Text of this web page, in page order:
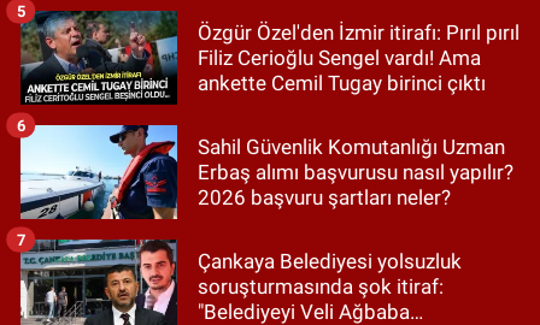
Özgür Özel'den İzmir itirafı: Pırıl pırıl
Filiz Cerioğlu Sengel vardı! Ama
ankette Cemil Tugay birinci çıktı
5
Sahil Güvenlik Komutanlığı Uzman
Erbaş alımı başvurusu nasıl yapılır?
2026 başvuru şartları neler?
6
Çankaya Belediyesi yolsuzluk
soruşturmasında şok itiraf:
"Belediyeyi Veli Ağbaba
7